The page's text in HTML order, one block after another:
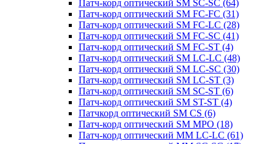
Патч-корд оптический SM SC-SC (64)
Патч-корд оптический SM FC-FC (31)
Патч-корд оптический SM FC-LC (28)
Патч-корд оптический SM FC-SC (41)
Патч-корд оптический SM FC-ST (4)
Патч-корд оптический SM LC-LC (48)
Патч-корд оптический SM LC-SC (30)
Патч-корд оптический SM LC-ST (3)
Патч-корд оптический SM SC-ST (6)
Патч-корд оптический SM ST-ST (4)
Патчкорд оптический SM CS (6)
Патч-корд оптический SM MPO (18)
Патч-корд оптический MM LC-LC (61)